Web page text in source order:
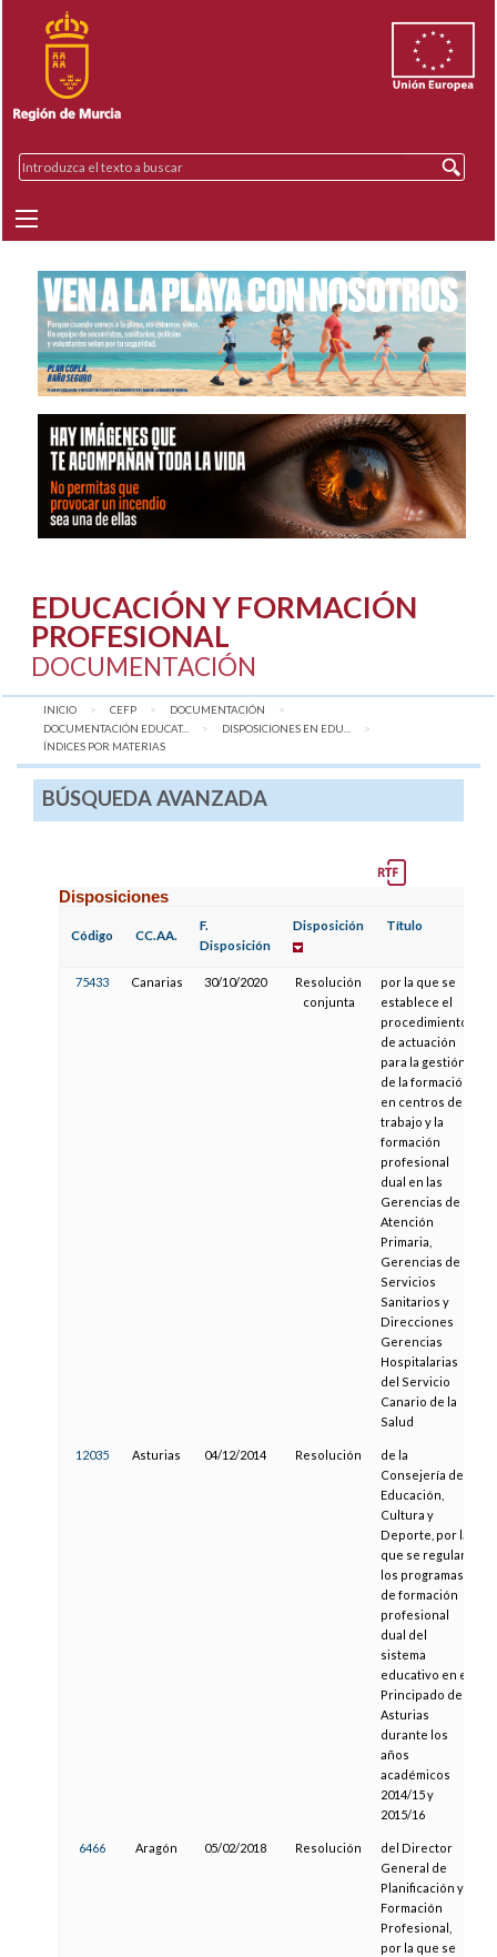
EDUCACIÓN Y FORMACIÓN
PROFESIONAL
DOCUMENTACIÓN
INICIO CEFP
DOCUMENTACIÓN
DOCUMENTACIÓN EDUCAT...
DISPOSICIONES EN EDU...
AQUÍ:
ÍNDICES POR MATERIAS
BÚSQUEDA AVANZADA
Disposiciones
Código CC.AA.
F.
Disposición
Disposición Título
75433 Canarias 30/10/2020
Resolución
conjunta
por la que se
establece el
procedimiento
de actuación
para la gestión
de la formación
en centros de
trabajo y la
formación
profesional
dual en las
Gerencias de
Atención
Primaria,
Gerencias de
Servicios
Sanitarios y
Direcciones
Gerencias
Hospitalarias
del Servicio
Canario de la
Salud
12035 Asturias 04/12/2014 Resolución
de la
Consejería de
Educación,
Cultura y
Deporte, por la
que se regulan
los programas
de formación
profesional
dual del
sistema
educativo en el
Principado de
Asturias
durante los
años
académicos
2014/15 y
2015/16
6466 Aragón 05/02/2018 Resolución
del Director
General de
Planificación y
Formación
Profesional,
por la que se